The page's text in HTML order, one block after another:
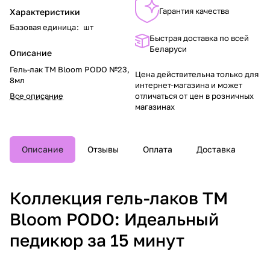
Характеристики
Базовая единица: шт
Описание
Гель-лак TM Bloom PODO №23,
8мл
Все описание
Гарантия качества
Быстрая доставка по всей
Беларуси
Цена действительна только для
интернет-магазина и может
отличаться от цен в розничных
магазинах
Описание Отзывы Оплата Доставка
Коллекция гель-лаков TM
Bloom PODO: Идеальный
педикюр за 15 минут